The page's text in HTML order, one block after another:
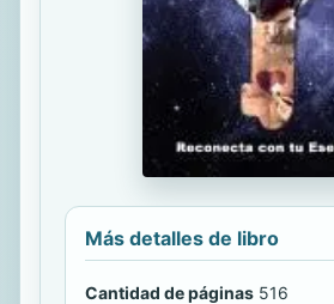
Más detalles de libro
Cantidad de páginas 516